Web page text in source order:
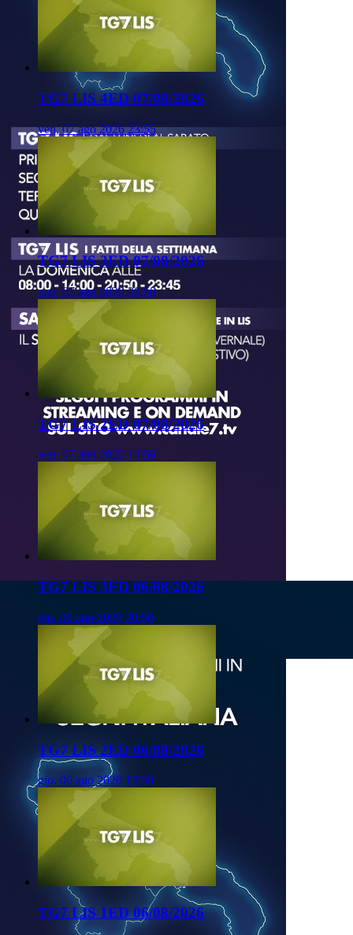
TG7 LIS 4ED 07/08/2026
ven, 07 ago 2026 23:55
TG7 LIS 3ED 07/08/2026
ven, 07 ago 2026 20:50
TG7 LIS 2ED 07/08/2026
ven, 07 ago 2026 13:50
TG7 LIS 3ED 06/08/2026
gio, 06 ago 2026 20:50
TG7 LIS 2ED 06/08/2026
gio, 06 ago 2026 13:50
TG7 LIS 1ED 06/08/2026